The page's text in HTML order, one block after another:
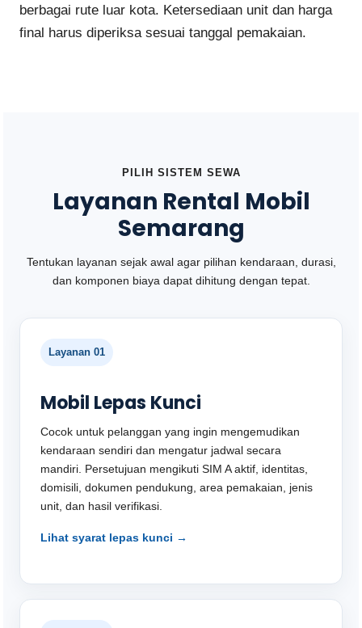
berbagai rute luar kota. Ketersediaan unit dan harga
final harus diperiksa sesuai tanggal pemakaian.
PILIH SISTEM SEWA
Layanan Rental Mobil
Semarang
Tentukan layanan sejak awal agar pilihan kendaraan, durasi,
dan komponen biaya dapat dihitung dengan tepat.
Layanan 01
Mobil Lepas Kunci
Cocok untuk pelanggan yang ingin mengemudikan
kendaraan sendiri dan mengatur jadwal secara
mandiri. Persetujuan mengikuti SIM A aktif, identitas,
domisili, dokumen pendukung, area pemakaian, jenis
unit, dan hasil verifikasi.
Lihat syarat lepas kunci →